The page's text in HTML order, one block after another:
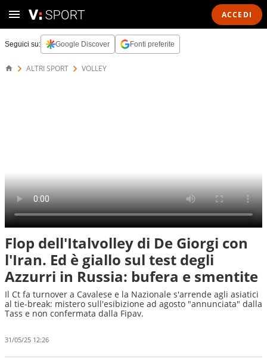
ACCEDI
Seguici su: Google Discover Fonti preferite
ALTRI SPORT VOLLEY
Flop dell'Italvolley di De Giorgi con
l'Iran. Ed è giallo sul test degli
Azzurri in Russia: bufera e smentite
Il Ct fa turnover a Cavalese e la Nazionale s'arrende agli asiatici
al tie-break: mistero sull'esibizione ad agosto "annunciata" dalla
Tass e non confermata dalla Fipav.
31/05/25 12:26